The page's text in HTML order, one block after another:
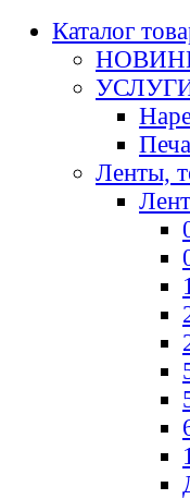
Каталог
Ленты,